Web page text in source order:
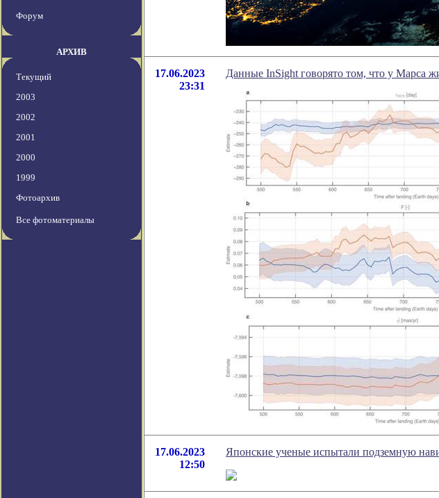
Форум
АРХИВ
Текущий
2003
2002
2001
2000
1999
Фотоархив
Все фотоматериалы
17.06.2023
23:31
Данные InSight говорято том, что у Марса
17.06.2023
12:50
Японские ученые испытали подземную